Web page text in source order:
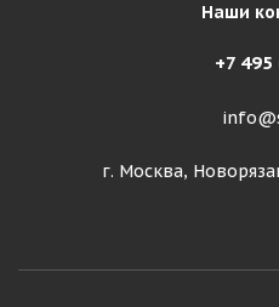
Наши
+7
г. Москва,